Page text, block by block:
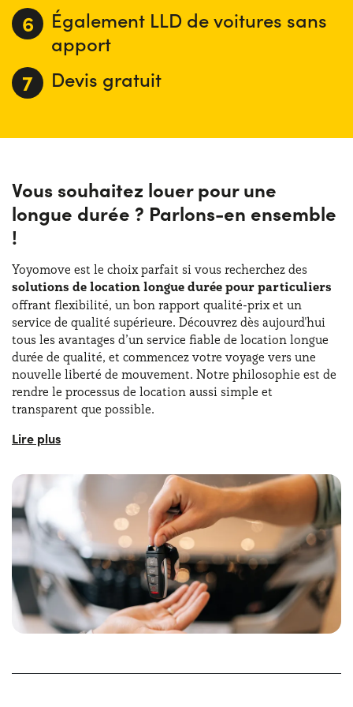
location de voitures longue durée pour particuliers sans
apport !Également LLD de voitures sans
apport
Devis gratuit
Vous souhaitez louer pour une
longue durée ? Parlons-en ensemble
!
Yoyomove est le choix parfait si vous recherchez des
solutions de location longue durée pour particuliers
offrant flexibilité, un bon rapport qualité-prix et un
service de qualité supérieure. Découvrez dès aujourd'hui
tous les avantages d’un service fiable de location longue
durée de qualité, et commencez votre voyage vers une
nouvelle liberté de mouvement. Notre philosophie est de
rendre le processus de location aussi simple et
transparent que possible.
Avec Yoyomove, vous aurez la possibilité de configurer
quelques étapes simples, et vous pourrez choisir en toute
autonomie parmi toutes les options de prix concernant la
LLD pour particuliers. En outre, notre service clientèle est
toujours prêt à répondre à chacune de vos questions, en
vous assurant clarté et assistance sur toutes les questions
relatives à la location de voitures longue durée pour
particuliers.
Lors de l'évaluation des options de location longue durée
pour particuliers, il est important de prendre en compte
mensuel disponible, le type de véhicule souhaité et les